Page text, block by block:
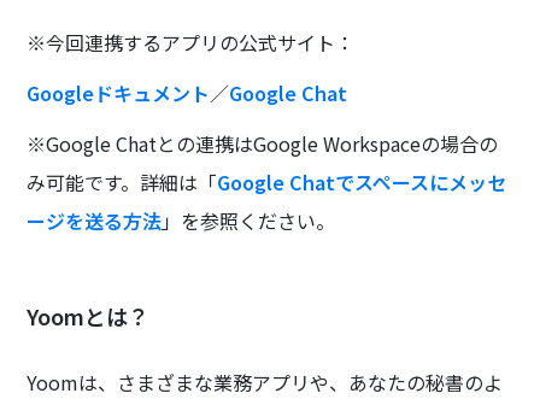
※今回連携するアプリの公式サイト：
Googleドキュメント／Google Chat
※Google Chatとの連携はGoogle Workspaceの場合の
み可能です。詳細は「Google Chatでスペースにメッセ
ージを送る方法」を参照ください。
Yoomとは？
Yoomは、さまざまな業務アプリや、あなたの秘書のよ